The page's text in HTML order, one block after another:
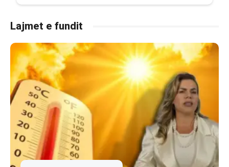
Lajmet e fundit